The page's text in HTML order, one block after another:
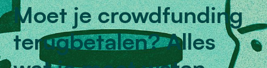
Moet je crowdfunding
terugbetalen? Alles